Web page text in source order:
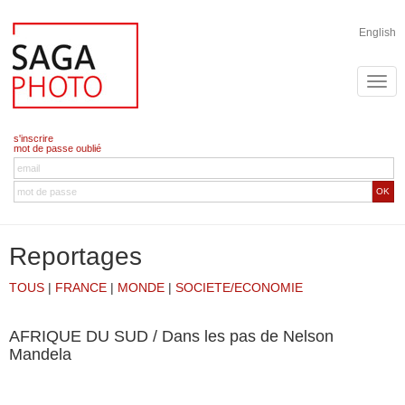
English
s'inscrire
mot de passe oublié
OK
Reportages
TOUS | FRANCE | MONDE | SOCIETE/ECONOMIE
AFRIQUE DU SUD / Dans les pas de Nelson
Mandela